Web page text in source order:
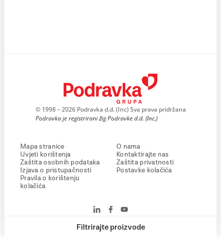
Filtrirajte proizvode
© 1998 – 2026 Podravka d.d. (Inc) Sva prava pridržana
Podravka je registrirani žig Podravke d.d. (Inc.)
Mapa stranice
Uvjeti korištenja
Zaštita osobnih podataka
Izjava o pristupačnosti
Pravila o korištenju
kolačića
O nama
Kontaktirajte nas
Zaštita privatnosti
Postavke kolačića